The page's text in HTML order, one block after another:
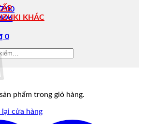
0
phẩm trong giỏ hàng.
cửa hàng
KHÁC